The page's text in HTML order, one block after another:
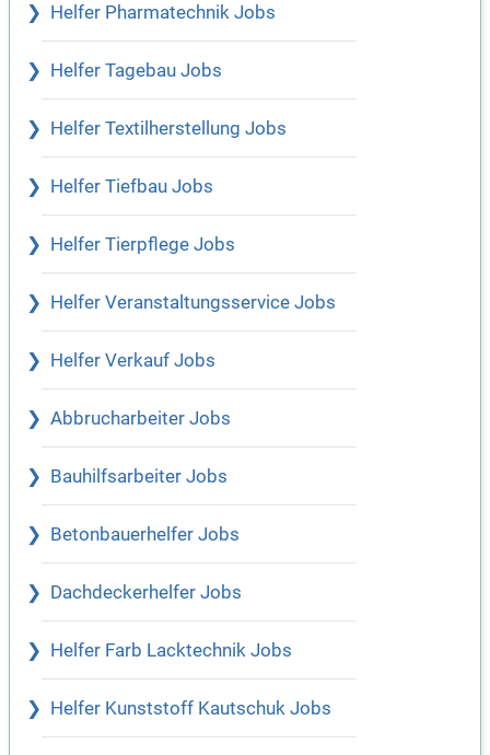
Helfer Pharmatechnik Jobs
Helfer Tagebau Jobs
Helfer Textilherstellung Jobs
Helfer Tiefbau Jobs
Helfer Tierpflege Jobs
Helfer Veranstaltungsservice Jobs
Helfer Verkauf Jobs
Abbrucharbeiter Jobs
Bauhilfsarbeiter Jobs
Betonbauerhelfer Jobs
Dachdeckerhelfer Jobs
Helfer Farb Lacktechnik Jobs
Helfer Kunststoff Kautschuk Jobs